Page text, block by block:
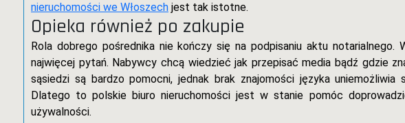
nieruchomości we Włoszech jest tak istotne.
Opieka również po zakupie
Rola dobrego pośrednika nie kończy się na podpisaniu aktu notarialnego.
najwięcej pytań. Nabywcy chcą wiedzieć jak przepisać media bądź gdzie
sąsiedzi są bardzo pomocni, jednak brak znajomości języka
Dlatego to polskie biuro nieruchomości jest w stanie pomóc
używalności.